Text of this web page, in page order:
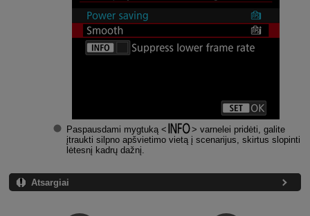
Paspausdami mygtuką
varnelei pridėti, galite
įtraukti silpno apšvietimo vietą į scenarijus, skirtus slopinti
lėtesnį kadrų dažnį.
Atsargiai